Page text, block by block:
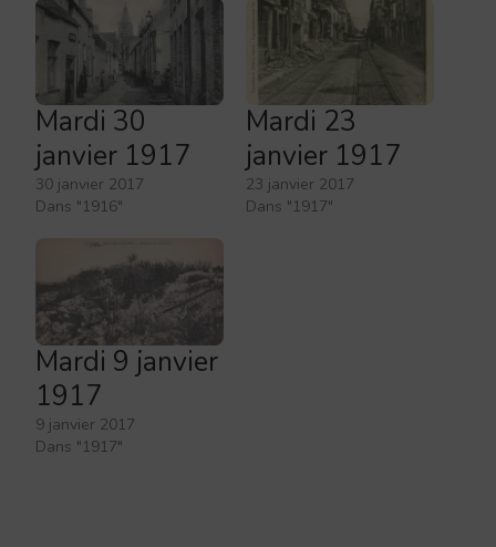
Mardi 30
janvier 1917
30 janvier 2017
Dans "1916"
Mardi 23
janvier 1917
23 janvier 2017
Dans "1917"
Mardi 9 janvier
1917
9 janvier 2017
Dans "1917"